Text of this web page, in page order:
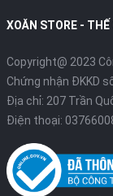
XOĂN STORE - THẾ
Copyright@ 2023
Chứng nhận ĐKKD
Địa chỉ: 207 Trần
Điện thoại: